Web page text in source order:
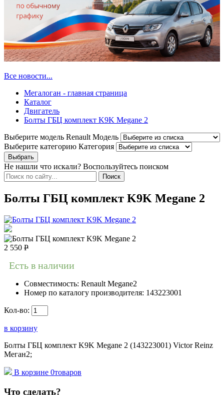
Все новости...
Мегалоган - главная страница
Каталог
Двигатель
Болты ГБЦ комплект K9K Megane 2
Выберите модель Renault Модель
Выберите категорию Категория
Не нашли что искали? Воспользуйтесь поиском
Болты ГБЦ комплект K9K Megane 2
2 550 Р
Есть в наличии
Совместимость: Renault Megane2
Номер по каталогу производителя: 143223001
Кол-во:
в корзину
Болты ГБЦ комплект K9K Megane 2 (143223001) Victor Reinz
Меган2;
В корзине 0товаров
Что сделать?